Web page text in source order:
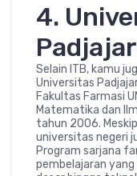
4.
Selain ITB, kamu
Universitas
Fakultas Farmasi
Matematika dan
tahun 2006.
universitas negeri
Program sarjana
pembelajaran